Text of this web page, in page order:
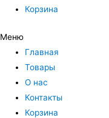
Корзина
Меню
Главная
Товары
О нас
Контакты
Корзина